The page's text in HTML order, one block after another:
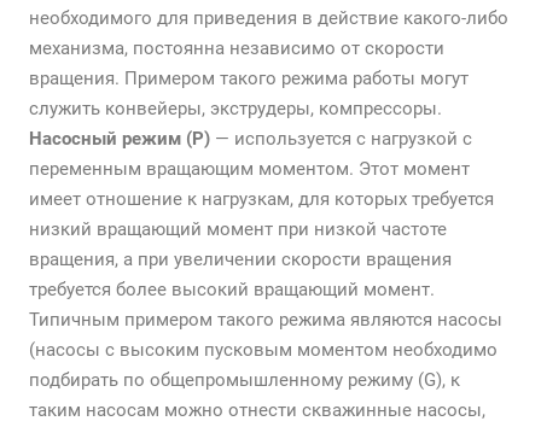
необходимого для приведения в действие какого-либо
механизма, постоянна независимо от скорости
вращения. Примером такого режима работы могут
служить конвейеры, экструдеры, компрессоры.
Насосный режим (P) — используется с нагрузкой с
переменным вращающим моментом. Этот момент
имеет отношение к нагрузкам, для которых требуется
низкий вращающий момент при низкой частоте
вращения, а при увеличении скорости вращения
требуется более высокий вращающий момент.
Типичным примером такого режима являются насосы
(насосы с высоким пусковым моментом необходимо
подбирать по общепромышленному режиму (G), к
таким насосам можно отнести скважинные насосы,